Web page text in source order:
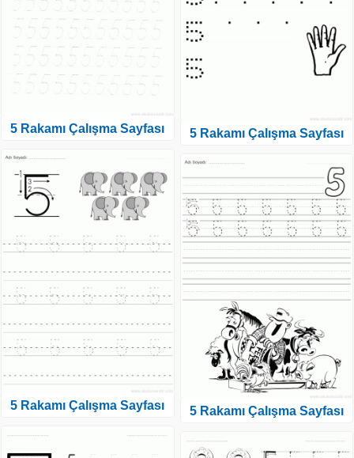
5 Rakamı Çalışma Sayfası
5 Rakamı Çalışma Sayfası
5 Rakamı Çalışma Sayfası
5 Rakamı Çalışma Sayfası